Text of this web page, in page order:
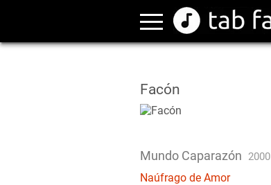
Facón
Mundo Caparazón 2000
Naúfrago de Amor